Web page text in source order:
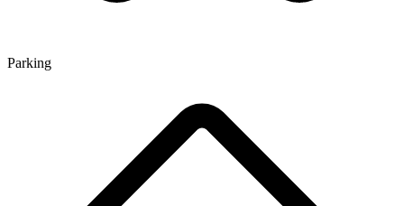
Parking